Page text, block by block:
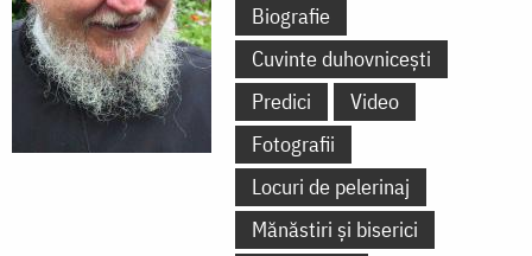
Biografie
Cuvinte duhovnicești
Predici
Video
Fotografii
Locuri de pelerinaj
Mănăstiri și biserici